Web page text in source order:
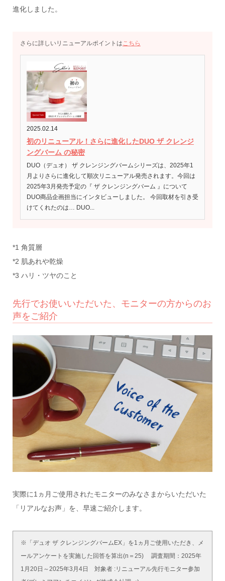
進化しました。
さらに詳しいリニューアルポイントは こちら
2025.02.14
初のリニューアル！さらに進化したDUO ザ クレンジ
ングバーム の秘密
DUO（デュオ） ザ クレンジングバームシリーズは、2025年1
月よりさらに進化して順次リニューアル発売されます。今回は
2025年3月発売予定の『 ザ クレンジングバーム 』について
DUO商品企画担当にインタビューしました。 今回取材を引き受
けてくれたのは… DUO...
*1 角質層
*2 肌あれや乾燥
*3 ハリ・ツヤのこと
先行でお使いいただいた、モニターの方からのお
声をご紹介
実際に1ヵ月ご使用されたモニターのみなさまからいただいた
「リアルなお声」を、早速ご紹介します。
※「デュオ ザ クレンジングバームEX」を1ヵ月ご使用いただき、メ
ールアンケートを実施した回答を算出(n＝25) 調査期間：2025年
1月20日～2025年3月4日 対象者 :リニューアル先行モニター参加